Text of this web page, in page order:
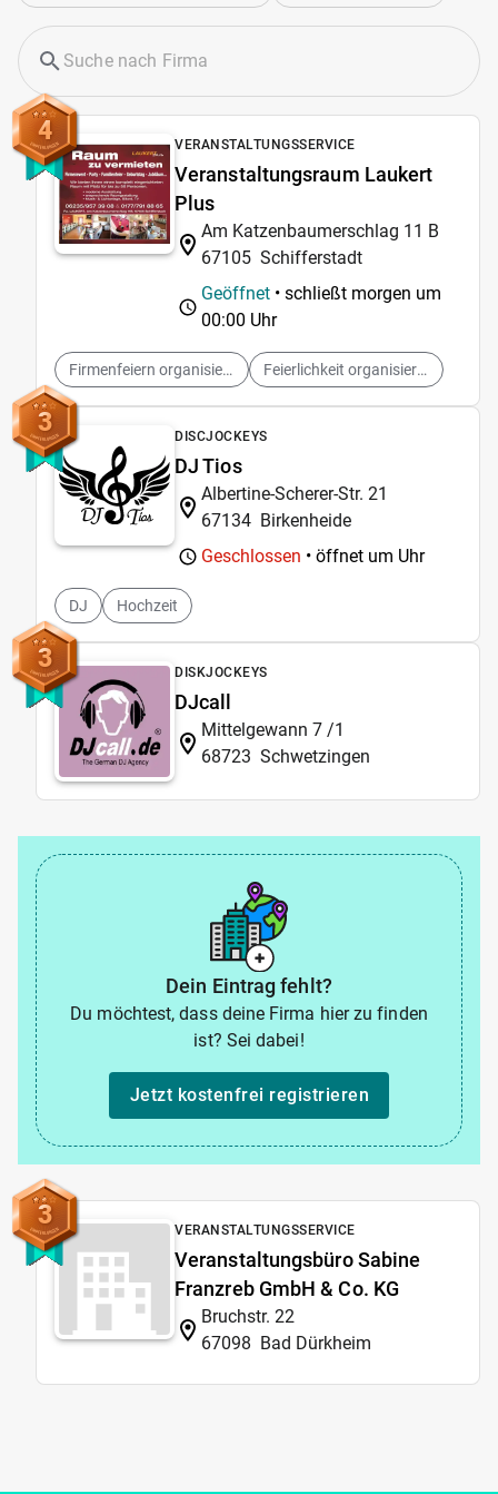
4 VERANSTALTUNGSSERVICE
Veranstaltungsraum Laukert
Plus
Am Katzenbaumerschlag 11 B
67105 Schifferstadt
Geöffnet • schließt morgen um
00:00 Uhr
Firmenfeiern organisieren Feierlichkeit organisieren
3 DISCJOCKEYS
DJ Tios
Albertine-Scherer-Str. 21
67134 Birkenheide
Geschlossen • öffnet um Uhr
DJ Hochzeit
3 DISKJOCKEYS
DJcall
Mittelgewann 7 /1
68723 Schwetzingen
Dein Eintrag fehlt?
Du möchtest, dass deine Firma hier zu finden
ist? Sei dabei!
Jetzt kostenfrei registrieren
3 VERANSTALTUNGSSERVICE
Veranstaltungsbüro Sabine
Franzreb GmbH & Co. KG
Bruchstr. 22
67098 Bad Dürkheim